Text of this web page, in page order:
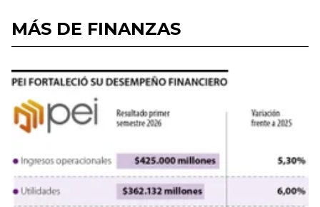
MÁS DE FINANZAS